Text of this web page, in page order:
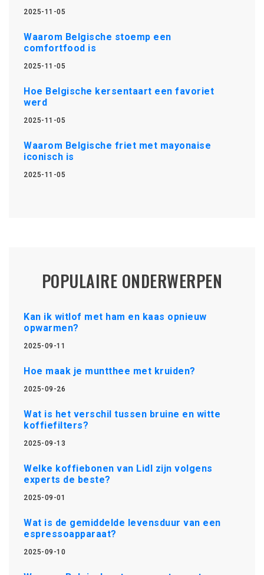
2025-11-05
Waarom Belgische stoemp een
comfortfood is
2025-11-05
Hoe Belgische kersentaart een favoriet
werd
2025-11-05
Waarom Belgische friet met mayonaise
iconisch is
2025-11-05
POPULAIRE ONDERWERPEN
Kan ik witlof met ham en kaas opnieuw
opwarmen?
2025-09-11
Hoe maak je muntthee met kruiden?
2025-09-26
Wat is het verschil tussen bruine en witte
koffiefilters?
2025-09-13
Welke koffiebonen van Lidl zijn volgens
experts de beste?
2025-09-01
Wat is de gemiddelde levensduur van een
espressoapparaat?
2025-09-10